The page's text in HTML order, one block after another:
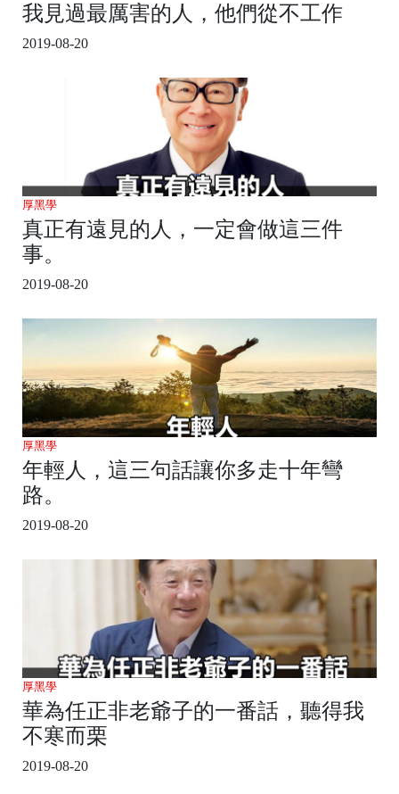
我見過最厲害的人，他們從不工作
2019-08-20
厚黑學
真正有遠見的人，一定會做這三件
事。
2019-08-20
厚黑學
年輕人，這三句話讓你多走十年彎
路。
2019-08-20
厚黑學
華為任正非老爺子的一番話，聽得我
不寒而栗
2019-08-20